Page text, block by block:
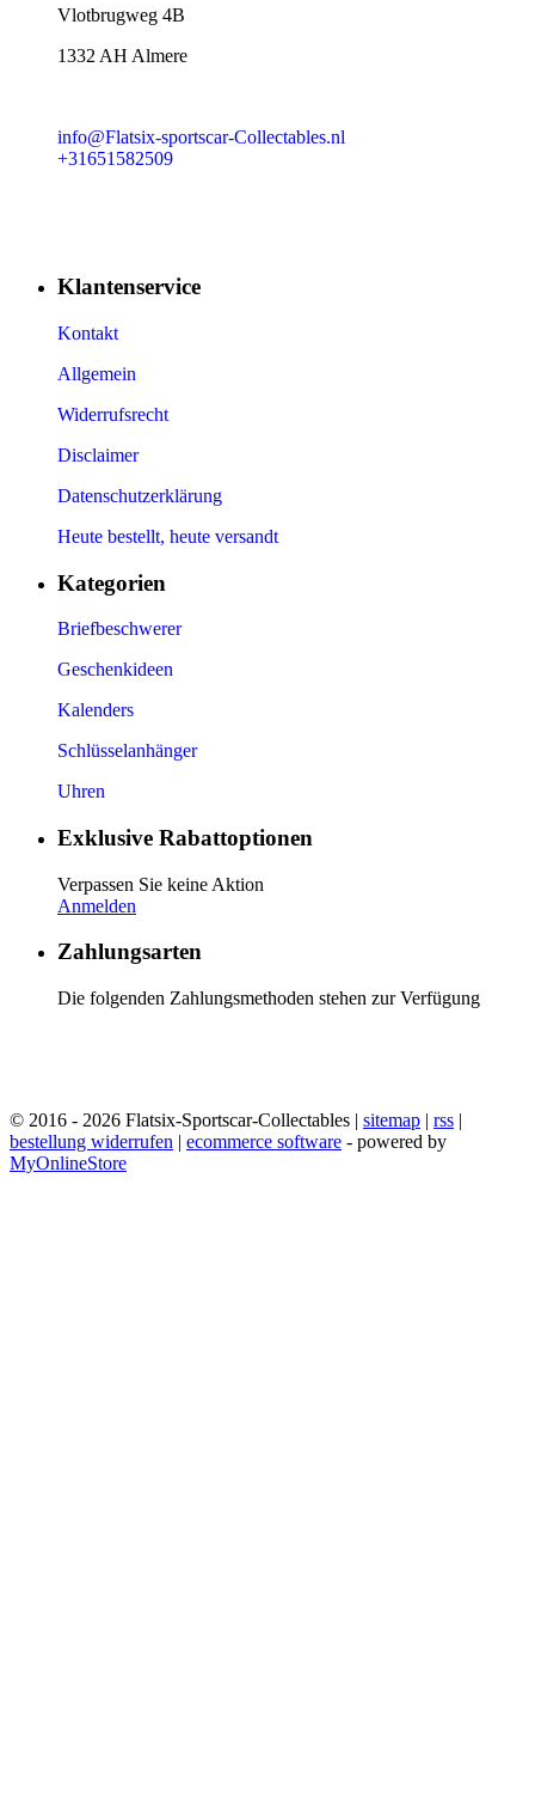
​Vlotbrugweg 4B
1332 AH Almere
info@Flatsix-sportscar-Collectables.nl
+31651582509
Klantenservice
Kontakt
Allgemein
Widerrufsrecht
Disclaimer
Datenschutzerklärung
Heute bestellt, heute versandt
Kategorien
Briefbeschwerer
Geschenkideen
Kalenders
Schlüsselanhänger
Uhren
Exklusive Rabattoptionen
Verpassen Sie keine Aktion
Anmelden
Zahlungsarten
Die folgenden Zahlungsmethoden stehen zur Verfügung
© 2016 - 2026 Flatsix-Sportscar-Collectables | sitemap | rss |
bestellung widerrufen | ecommerce software - powered by
MyOnlineStore